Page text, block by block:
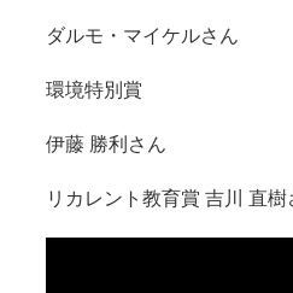
ダルモ・マイケルさん
環境特別賞
伊藤 勝利さん
リカレント教育賞 吉川 直樹